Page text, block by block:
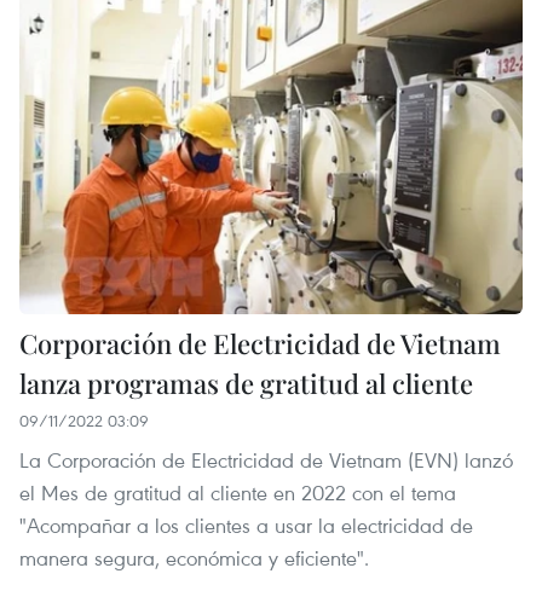
Corporación de Electricidad de Vietnam
lanza programas de gratitud al cliente
09/11/2022 03:09
La Corporación de Electricidad de Vietnam (EVN) lanzó
el Mes de gratitud al cliente en 2022 con el tema
"Acompañar a los clientes a usar la electricidad de
manera segura, económica y eficiente".